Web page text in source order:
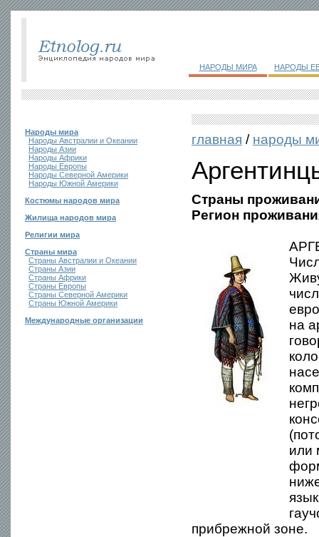
НАРОДЫ МИРА НАРОДЫ
Народы мира
Народы Австралии и Океании
Народы Азии
Народы Африки
Народы Европы
Народы Северной Америки
Народы Южной Америки
Костюмы народов мира
Жилища народов мира
Религии мира
Страны мира
Страны Австралии и Океании
Страны Азии
Страны Африки
Страны Европы
Страны Северной Америки
Страны Южной Америки
Международные организации
главная / народы
Страны
Регион
на
или
прибрежной зоне.